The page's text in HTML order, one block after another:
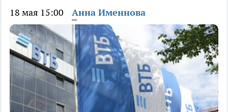
18 мая 15:00 Анна Именнова